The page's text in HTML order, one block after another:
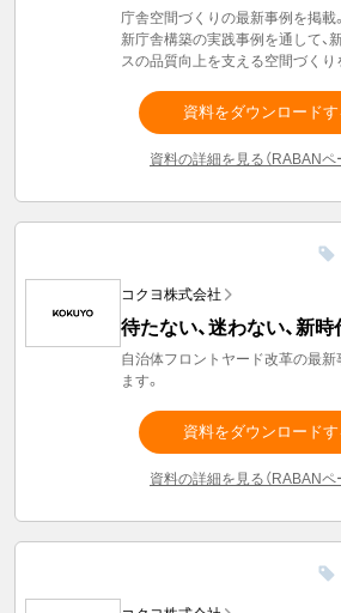
庁舎空間づくりの最新事例を掲載
新庁舎構築の実践事例を通して、
スの品質向上を支える空間づくり
資料をダウンロードす
資料の詳細を見る（RABANペ
コクヨ株式会社
待たない、迷わない、新
自治体フロントヤード改革の最
ます。
資料をダウンロードす
資料の詳細を見る（RABANペ